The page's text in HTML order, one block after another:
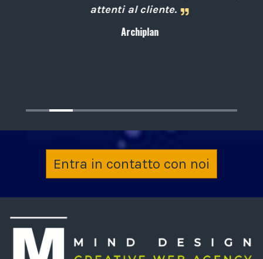
attenti al cliente.
Archiplan
Entra in contatto con noi